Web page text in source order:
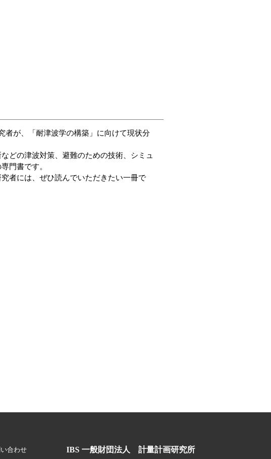
者が、「耐津波学の構築」に向けて現状分
どの津波対策、避難のための技術、シミュ
門書です。
者には、ぜひ読んでいただきたい一冊で
合わせ IBS 一般財団法人 計量計画研究所